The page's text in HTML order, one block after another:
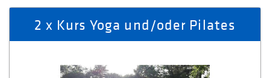
2 x Kurs Yoga und/oder Pilates